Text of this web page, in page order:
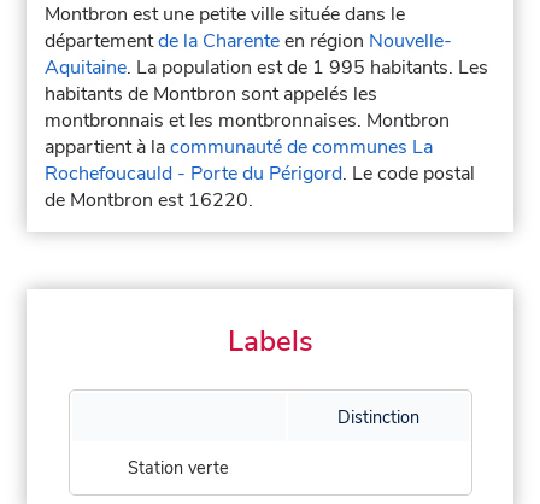
Montbron est une petite ville située dans le
départementde la Charenteen région Nouvelle-
Aquitaine. La population est de 1 995 habitants. Les
habitants de Montbron sont appelés les
montbronnais et les montbronnaises. Montbron
appartient à lacommunauté de communes La
Rochefoucauld - Porte du Périgord. Le code postal
de Montbron est 16220.
Labels
Distinction
Station verte